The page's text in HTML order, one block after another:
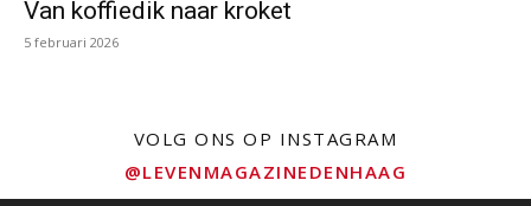
Van koffiedik naar kroket
5 februari 2026
VOLG ONS OP INSTAGRAM
@LEVENMAGAZINEDENHAAG